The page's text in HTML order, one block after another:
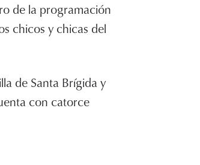
de la programación
chicos y chicas del
de Santa Brígida y
con catorce